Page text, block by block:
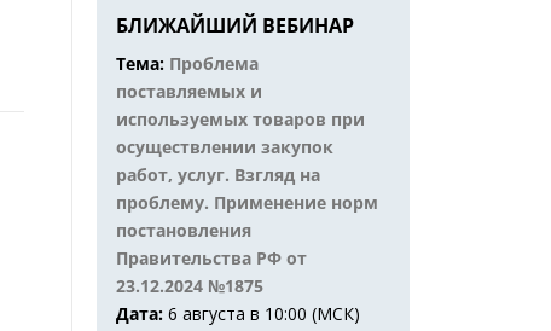
БЛИЖАЙШИЙ ВЕБИНАР
Тема: Проблема
поставляемых и
используемых товаров при
осуществлении закупок
работ, услуг. Взгляд на
проблему. Применение норм
постановления
Правительства РФ от
23.12.2024 №1875
Дата: 6 августа в 10:00 (МСК)